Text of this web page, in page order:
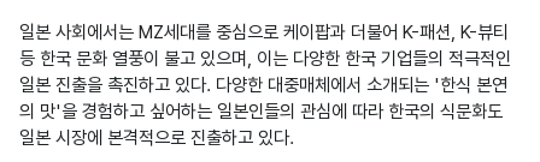
일본 사회에서는 MZ세대를 중심으로 케이팝과 더불어 K-패션, K-뷰티
등 한국 문화 열풍이 불고 있으며, 이는 다양한 한국 기업들의 적극적인
일본 진출을 촉진하고 있다. 다양한 대중매체에서 소개되는 '한식 본연
의 맛'을 경험하고 싶어하는 일본인들의 관심에 따라 한국의 식문화도
일본 시장에 본격적으로 진출하고 있다.